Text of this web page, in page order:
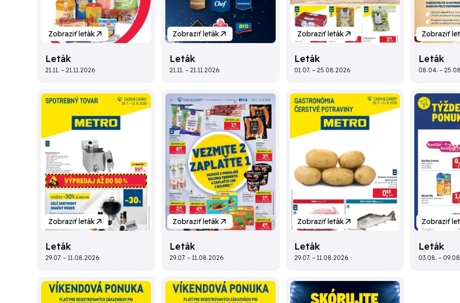
Zobraziť leták
Leták
21.11. – 21.11.2026
Zobraziť leták
Leták
21.11. – 21.11.2026
Zobraziť leták
Leták
01.07. – 25.08.2026
Zobraziť
Leták
08.04. –
Zobraziť leták
Leták
29.07. – 11.08.2026
Zobraziť leták
Leták
29.07. – 11.08.2026
Zobraziť leták
Leták
29.07. – 11.08.2026
Zobraziť
Leták
03.08. –